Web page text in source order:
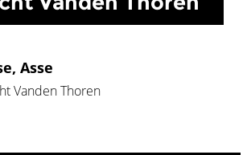
Asse
Vanden Thoren